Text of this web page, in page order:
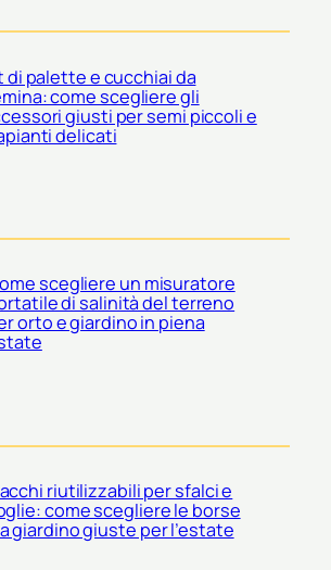
di palette e cucchiai da
come scegliere gli
giusti per semi piccoli e
delicati
scegliere un misuratore
di salinità del terreno
orto e giardino in piena
riutilizzabili per sfalci e
come scegliere le borse
giardino giuste per l’estate